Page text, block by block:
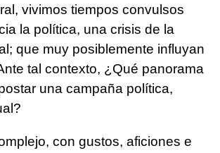
vivimos tiempos convulsos
la política, una crisis de la
que muy posiblemente influyan
tal contexto, ¿Qué panorama
una campaña política,
con gustos, aficiones e